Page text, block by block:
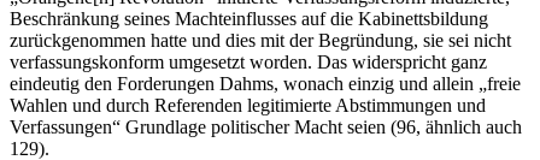
Beschränkung seines Machteinflusses auf die Kabinettsbildung
zurückgenommen hatte und dies mit der Begründung, sie sei nicht
verfassungskonform umgesetzt worden. Das widerspricht ganz
eindeutig den Forderungen Dahms, wonach einzig und allein „freie
Wahlen und durch Referenden legitimierte Abstimmungen und
Verfassungen“ Grundlage politischer Macht seien (96, ähnlich auch
129).